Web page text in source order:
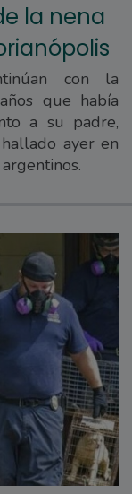
la nena
con la
que había
a su padre,
ayer en